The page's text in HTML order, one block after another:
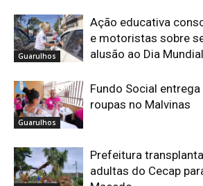
Guarulhos
Ação educativa
e motoristas sobre
alusão ao Dia
Guarulhos
Fundo Social
roupas no Malvinas
Prefeitura
adultas do Cecap